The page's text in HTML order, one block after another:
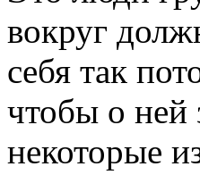
вокруг
себя так
чтобы о ней
некоторые